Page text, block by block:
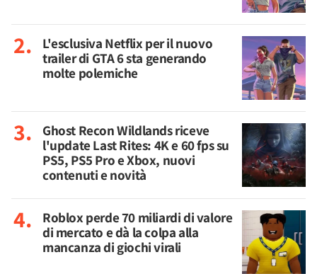
L'esclusiva Netflix per il nuovo
trailer di GTA 6 sta generando
molte polemiche
Ghost Recon Wildlands riceve
l'update Last Rites: 4K e 60 fps su
PS5, PS5 Pro e Xbox, nuovi
contenuti e novità
Roblox perde 70 miliardi di valore
di mercato e dà la colpa alla
mancanza di giochi virali